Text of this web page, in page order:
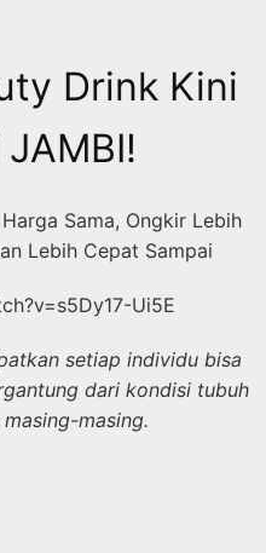
Drink Kini
Sama, Ongkir Lebih
Lebih Cepat Sampai
Ui5E
setiap individu bisa
dari kondisi tubuh
masing.